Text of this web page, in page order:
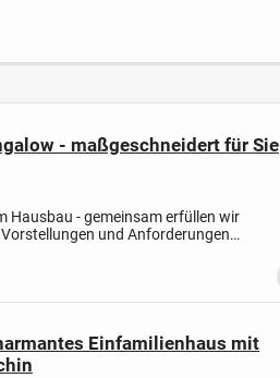
- maßgeschneidert für Sie
Hausbau - gemeinsam erfüllen wir
und Anforderungen
Einfamilienhaus mit